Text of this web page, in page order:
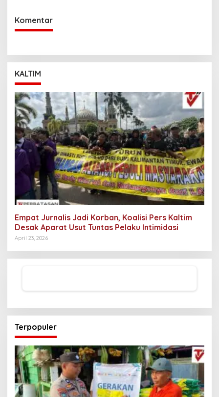
Komentar
KALTIM
Empat Jurnalis Jadi Korban, Koalisi Pers Kaltim
Desak Aparat Usut Tuntas Pelaku Intimidasi
April 23, 2026
Terpopuler